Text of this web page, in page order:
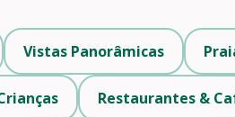
Vistas Panorâmicas
Restaurantes &